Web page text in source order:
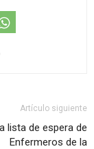
Artículo siguiente
lista de espera de
Enfermeros de la